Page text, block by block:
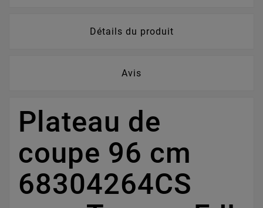
Détails du produit
Avis
Plateau de
coupe 96 cm
68304264CS